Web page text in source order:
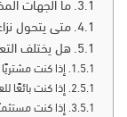
ما الجهات
متى يتحول
هل يختلف
إذا كنت مشتريًا
إذا كنت بائعًا
إذا كنت